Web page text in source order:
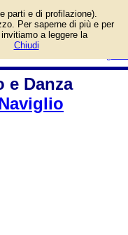
Naviglio (Milano).
e Danza
parti e di profilazione).
Per saperne di più e per
a leggere la
Chiudi